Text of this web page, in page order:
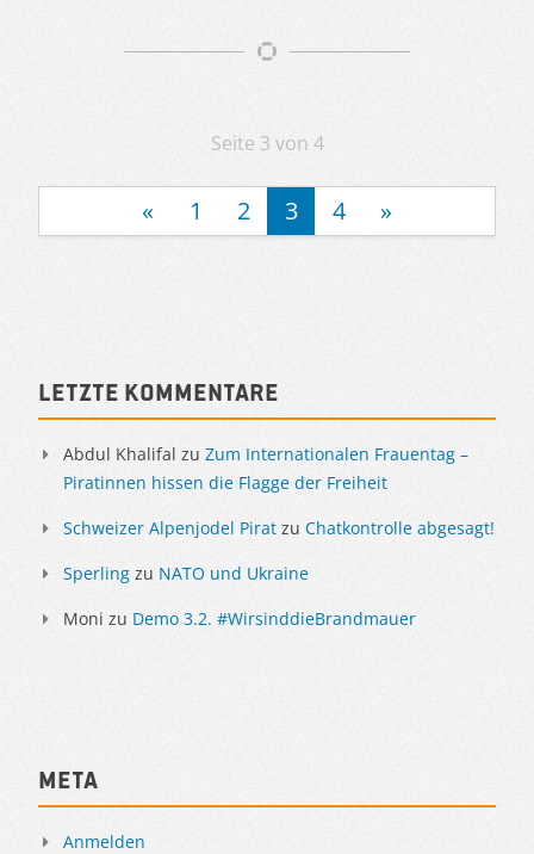
Artikelnavigation
Seite 3 von 4
« 1 2 3 4 »
Sidebar
Letzte Kommentare
Abdul Khalifal zu Zum Internationalen Frauentag –
Piratinnen hissen die Flagge der Freiheit
Schweizer Alpenjodel Pirat zu Chatkontrolle abgesagt!
Sperling zu NATO und Ukraine
Moni zu Demo 3.2. #WirsinddieBrandmauer
Meta
Anmelden